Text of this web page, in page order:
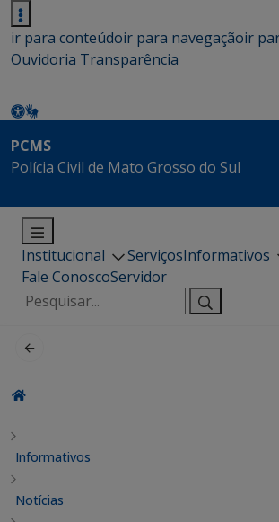
ir para conteúdoir para navegaçãoir
Ouvidoria Transparência
PCMS
Polícia Civil de Mato Grosso do Sul
Institucional ServiçosInformativos
Fale ConoscoServidor
Pesquisar
por:
Informativos
Notícias